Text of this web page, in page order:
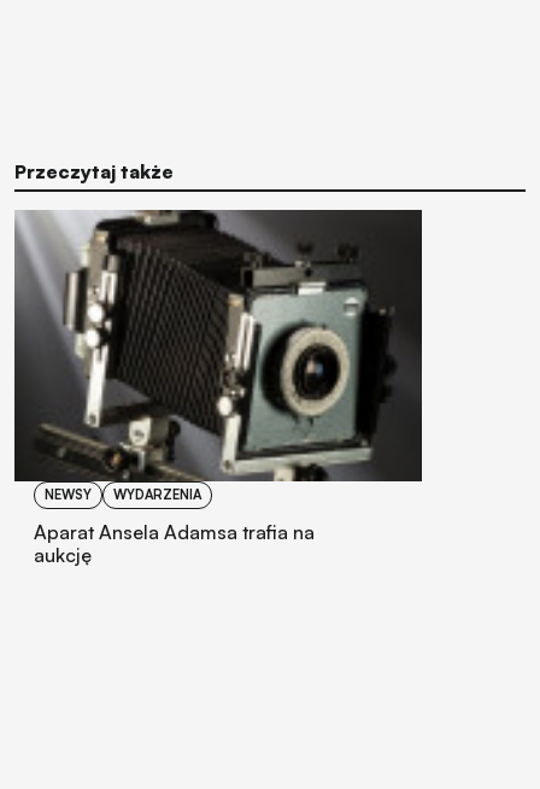
Przeczytaj także
NEWSY WYDARZENIA
Aparat Ansela Adamsa trafia na
aukcję